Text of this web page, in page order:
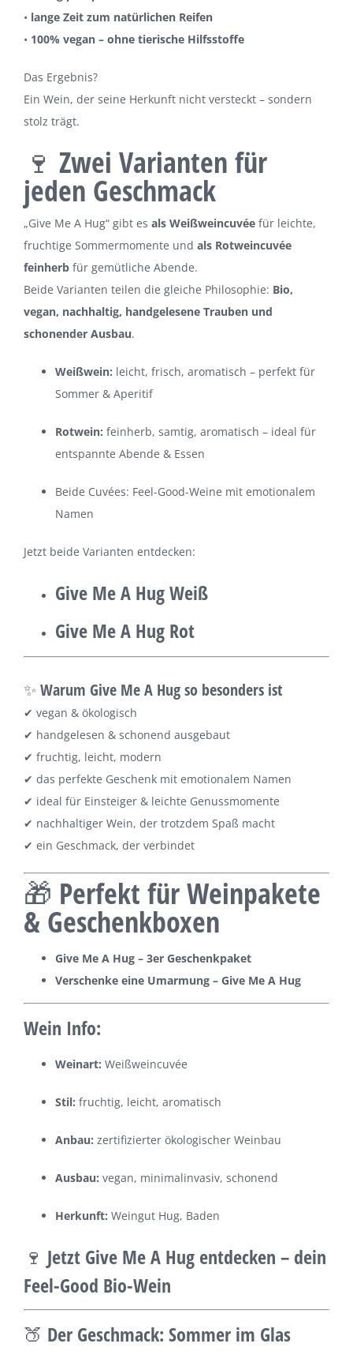
• lange Zeit zum natürlichen Reifen
• 100% vegan – ohne tierische Hilfsstoffe
Das Ergebnis?
Ein Wein, der seine Herkunft nicht versteckt – sondern
stolz trägt.
🍷 Zwei Varianten für
jeden Geschmack
„Give Me A Hug“ gibt es als Weißweincuvéefür leichte,
fruchtige Sommermomente und als Rotweincuvée
feinherbfür gemütliche Abende.
Beide Varianten teilen die gleiche Philosophie: Bio,
vegan, nachhaltig, handgelesene Trauben und
schonender Ausbau.
Weißwein: leicht, frisch, aromatisch – perfekt für
Sommer & Aperitif
Rotwein: feinherb, samtig, aromatisch – ideal für
entspannte Abende & Essen
Beide Cuvées: Feel-Good-Weine mit emotionalem
Namen
Jetzt beide Varianten entdecken:
Give Me A Hug Weiß
Give Me A Hug Rot
✨ Warum Give Me A Hug so besonders ist
✔ vegan & ökologisch
✔ handgelesen & schonend ausgebaut
✔ fruchtig, leicht, modern
✔ das perfekte Geschenk mit emotionalem Namen
✔ ideal für Einsteiger & leichte Genussmomente
✔ nachhaltiger Wein, der trotzdem Spaß macht
✔ ein Geschmack, der verbindet
🎁 Perfekt für Weinpakete
& Geschenkboxen
Give Me A Hug – 3er Geschenkpaket
Verschenke eine Umarmung – Give Me A Hug
Wein Info:
Weinart: Weißweincuvée
Stil: fruchtig, leicht, aromatisch
Anbau: zertifizierter ökologischer Weinbau
Ausbau: vegan, minimalinvasiv, schonend
Herkunft: Weingut Hug, Baden
🍷 Jetzt Give Me A Hug entdecken – dein
Feel-Good Bio-Wein
🍑 Der Geschmack: Sommer im Glas